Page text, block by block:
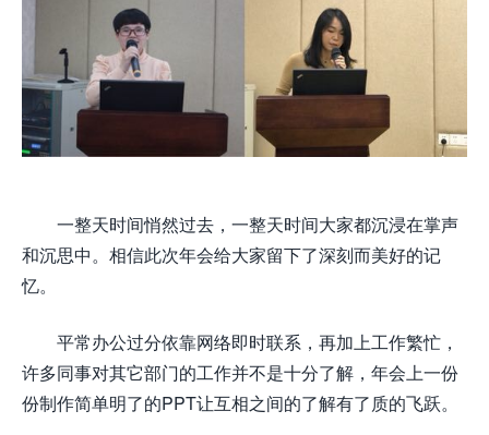
一整天时间悄然过去，一整天时间大家都沉浸在掌声
和沉思中。相信此次年会给大家留下了深刻而美好的记
忆。
平常办公过分依靠网络即时联系，再加上工作繁忙，
许多同事对其它部门的工作并不是十分了解，年会上一份
份制作简单明了的PPT让互相之间的了解有了质的飞跃。